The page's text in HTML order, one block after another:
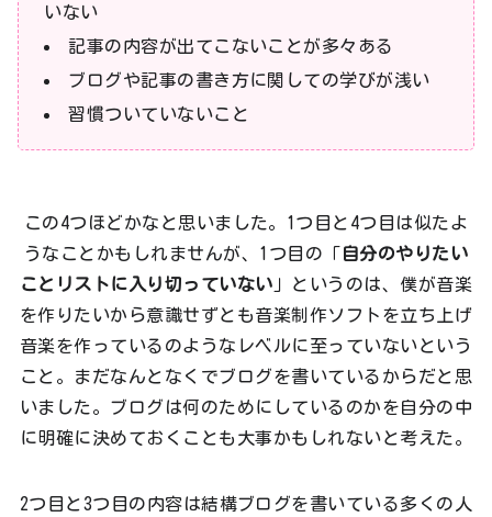
いない
記事の内容が出てこないことが多々ある
ブログや記事の書き方に関しての学びが浅い
習慣ついていないこと
この4つほどかなと思いました。1つ目と4つ目は似たよ
うなことかもしれませんが、1つ目の「 自分のやりたい
ことリストに入り切っていない 」というのは、僕が音楽
を作りたいから意識せずとも音楽制作ソフトを立ち上げ
音楽を作っているのようなレベルに至っていないという
こと。まだなんとなくでブログを書いているからだと思
いました。ブログは何のためにしているのかを自分の中
に明確に決めておくことも大事かもしれないと考えた。
2つ目と3つ目の内容は結構ブログを書いている多くの人